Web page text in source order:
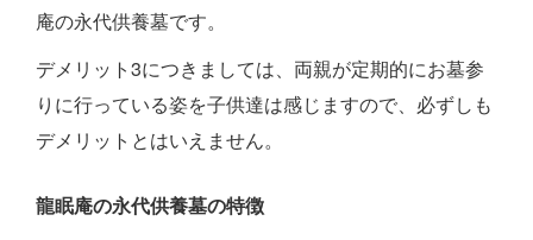
庵の永代供養墓です。
デメリット3につきましては、両親が定期的にお墓参
りに行っている姿を子供達は感じますので、必ずしも
デメリットとはいえません。
龍眠庵の永代供養墓の特徴